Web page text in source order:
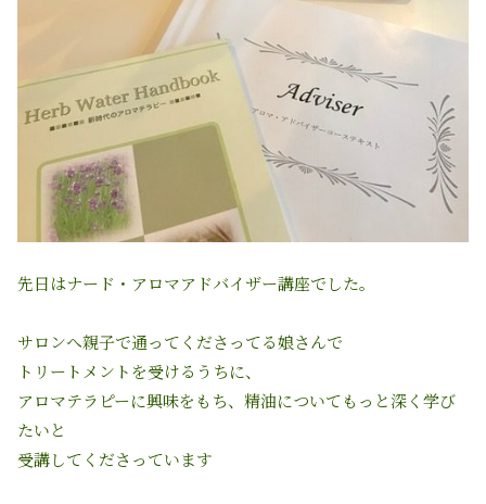
先日はナード・アロマアドバイザー講座でした。
サロンへ親子で通ってくださってる娘さんで
トリートメントを受けるうちに、
アロマテラピーに興味をもち、精油についてもっと深く学び
たいと
受講してくださっています